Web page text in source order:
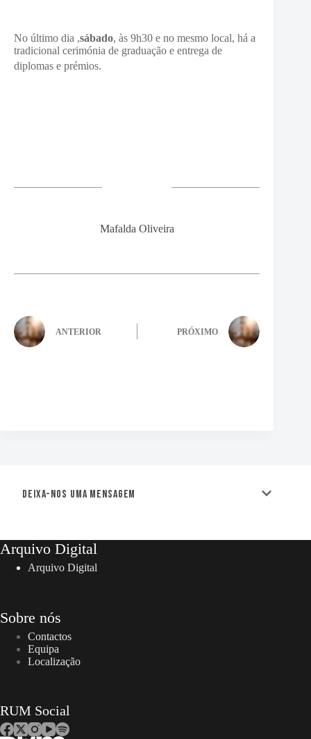
No último dia ,sábado, às 9h30 e no mesmo local, há a
tradicional cerimónia de graduação e entrega de
diplomas e prémios.
Mafalda Oliveira
ANTERIOR PRÓXIMO
Deixa-nos uma mensagem
Arquivo Digital
Arquivo Digital
Sobre nós
Contactos
Equipa
Localização
RUM Social